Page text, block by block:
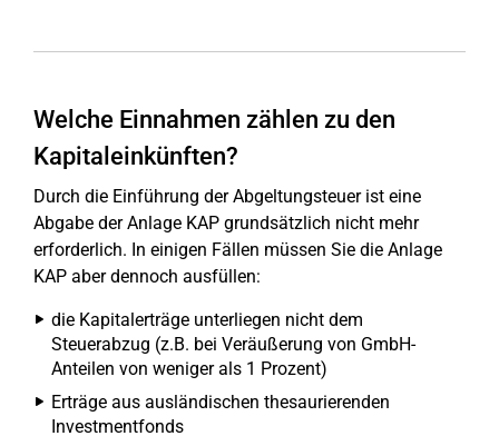
Welche Einnahmen zählen zu den
Kapitaleinkünften?
Durch die Einführung der Abgeltungsteuer ist eine
Abgabe der Anlage KAP grundsätzlich nicht mehr
erforderlich. In einigen Fällen müssen Sie die Anlage
KAP aber dennoch ausfüllen:
die Kapitalerträge unterliegen nicht dem
Steuerabzug (z.B. bei Veräußerung von GmbH-
Anteilen von weniger als 1 Prozent)
Erträge aus ausländischen thesaurierenden
Investmentfonds